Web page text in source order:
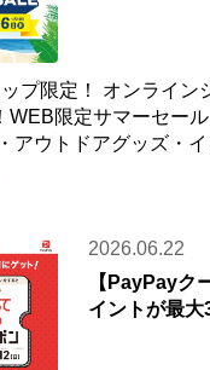
プ限定！ オンライン
限定サマーセール」！ 只今開
2026.06.22
【PayPayク
イントが最大